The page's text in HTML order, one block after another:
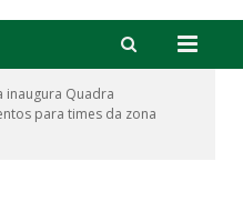
inaugura Quadra
para times da zona